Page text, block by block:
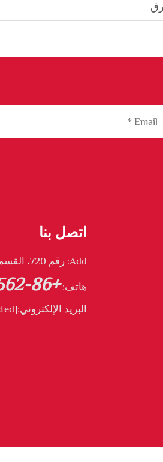
اتصل بنا
Add: رقم 720، القسم الشمالي من طريق تونغدو، تونغليng، آنهوي، الصين
هاتف: +86-562 2888539
البريد الإلكتروني:[email protected]